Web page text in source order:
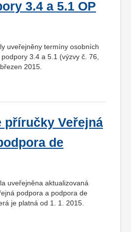
3.4 a 5.1 OP
uveřejněny termíny osobních
3.4 a 5.1 (výzvy č. 76,
2015.
příručky Veřejná
de
uveřejněna aktualizovaná
podpora a podpora de
je platná od 1. 1. 2015.